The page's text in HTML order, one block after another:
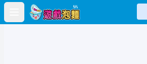
Open main menu